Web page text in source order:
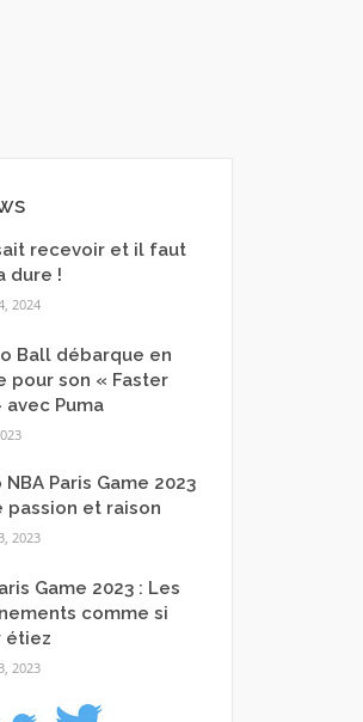
recevoir et il faut
dure !
2024
Ball débarque en
pour son « Faster
avec Puma
NBA Paris Game 2023
passion et raison
2023
Game 2023 : Les
comme si
étiez
2023